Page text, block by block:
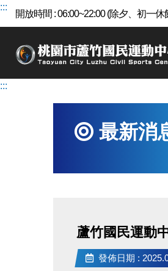
跳
區
:::
開放時間 : 06:00~22:00 (除夕、初一休
:::
最新消
蘆竹國民運動
發佈日期 :